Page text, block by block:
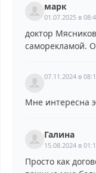
марк
01.07.2025 в
доктор
саморекламой.
07.11.2024 в
Мне интересна
Галина
15.08.2024 в
Просто как